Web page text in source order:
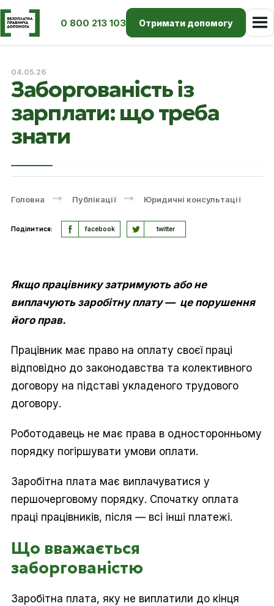
0 800 213 103 Отримати допомогу
04.05.26
Заборгованість із
зарплати: що треба
знати
Головна Публікації Юридичні консультації
Поділитися: facebook twitter
Якщо працівнику затримують або не
виплачують заробітну плату — це порушення
його прав.
Працівник має право на оплату своєї праці
відповідно до законодавства та колективного
договору на підставі укладеного трудового
договору.
Роботодавець не має права в односторонньому
порядку погіршувати умови оплати.
Заробітна плата має виплачуватися у
першочерговому порядку. Спочатку оплата
праці працівників, після — всі інші платежі.
Що вважається
заборгованістю
Заробітна плата, яку не виплатили до кінця